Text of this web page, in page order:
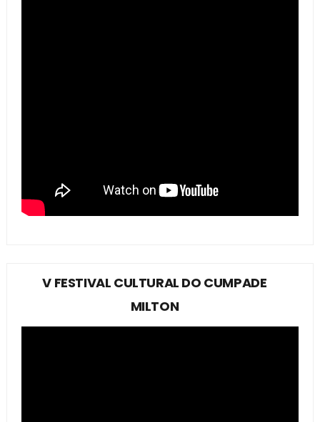
V FESTIVAL CULTURAL DO CUMPADE
MILTON